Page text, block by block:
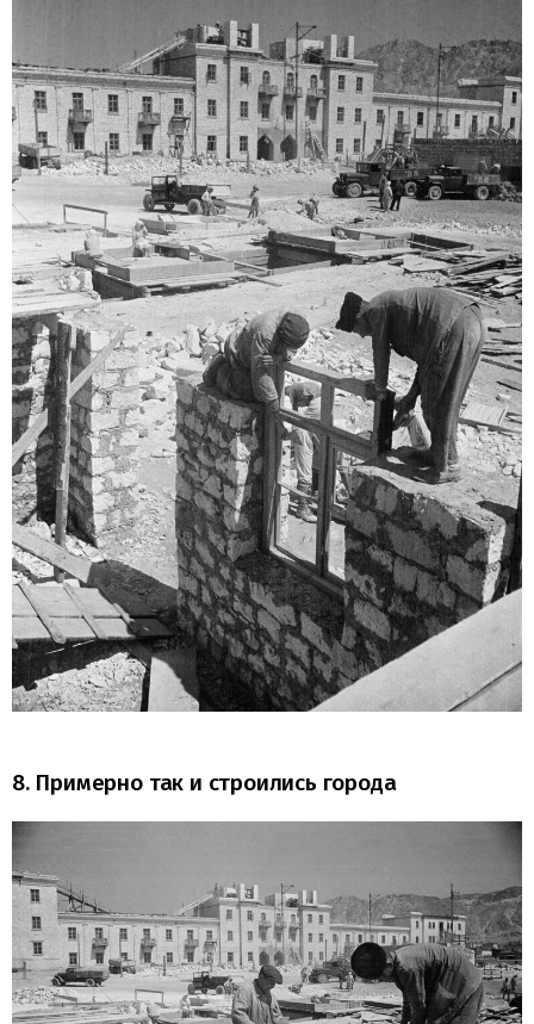
8. Примерно так и строились города